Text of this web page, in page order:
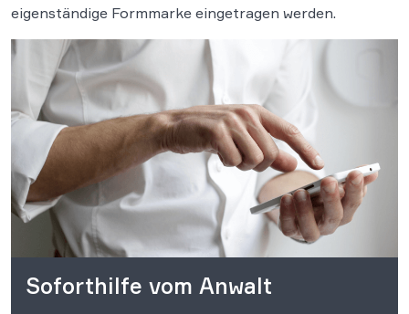
eigenständige Formmarke eingetragen werden.
Soforthilfe vom Anwalt